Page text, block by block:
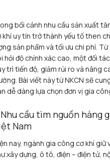
bối cảnh nhu cầu sản xuất
khí uy tín trở thành yếu tố then
sản phẩm và tối ưu chi phí.
hỏi độ chính xác cao, một đối
trì tiến độ, giảm rủi ro và nâng
Bài viết này từ NKCN sẽ
dễ dàng lựa chọn đơn vị gia
Nhu cầu tìm nguồn
Nam
nay, ngành gia công cơ khí
xây dựng, ô tô, điện – điện tử,